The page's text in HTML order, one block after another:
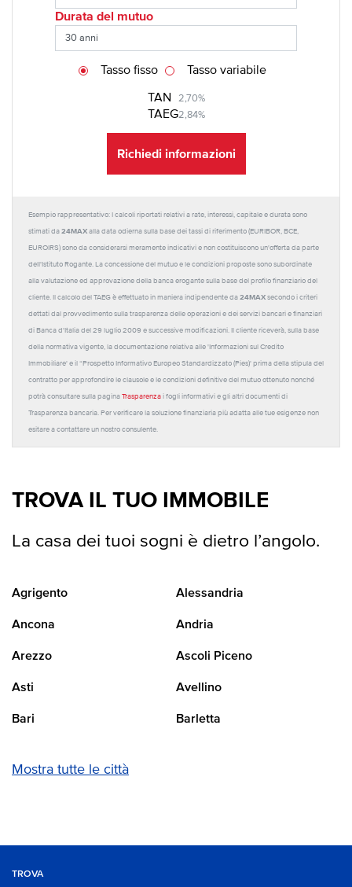
Durata del mutuo
TAN 2,70%
TAEG2,84%
Tasso fisso Tasso variabile
Richiedi informazioni
Esempio rappresentativo: I calcoli riportati relativi a rate, interessi, capitale e durata sono
stimati da 24MAX alla data odierna sulla base dei tassi di riferimento (EURIBOR, BCE,
EUROIRS) sono da considerarsi meramente indicativi e non costituiscono un'offerta da parte
dell'Istituto Rogante. La concessione del mutuo e le condizioni proposte sono subordinate
alla valutazione ed approvazione della banca erogante sulla base del profilo finanziario del
cliente. Il calcolo del TAEG è effettuato in maniera indipendente da 24MAX secondo i criteri
dettati dal provvedimento sulla trasparenza delle operazioni e dei servizi bancari e finanziari
di Banca d'Italia del 29 luglio 2009 e successive modificazioni. Il cliente riceverà, sulla base
della normativa vigente, la documentazione relativa alle 'Informazioni sul Credito
Immobiliare' e il “Prospetto Informativo Europeo Standardizzato (Pies)' prima della stipula del
contratto per approfondire le clausole e le condizioni definitive del mutuo ottenuto nonché
potrà consultare sulla pagina Trasparenza i fogli informativi e gli altri documenti di
Trasparenza bancaria. Per verificare la soluzione finanziaria più adatta alle tue esigenze non
esitare a contattare un nostro consulente.
TROVA IL TUO IMMOBILE
La casa dei tuoi sogni è dietro l’angolo.
Agrigento Alessandria
Ancona Andria
Arezzo Ascoli Piceno
Asti Avellino
Bari Barletta
Mostra tutte le città
TROVA